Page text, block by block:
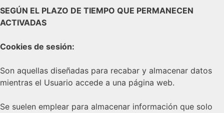
SEGÚN EL PLAZO DE TIEMPO QUE PERMANECEN
ACTIVADAS
Cookies de sesión:
Son aquellas diseñadas para recabar y almacenar datos
mientras el Usuario accede a una página web.
Se suelen emplear para almacenar información que solo